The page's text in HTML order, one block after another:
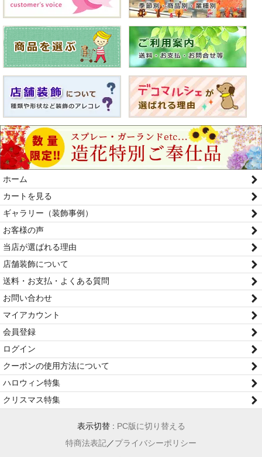
ホーム
カートを見る
ギャラリー（装飾事例）
お客様の声
当店が選ばれる理由
店舗装飾について
送料・お支払・よくある質問
お問い合わせ
マイアカウント
会員登録
ログイン
クーポンの使用方法について
ハロウィン特集
クリスマス特集
表示切替 : PC版に切り替える
特商法表記／プライバシーポリシー